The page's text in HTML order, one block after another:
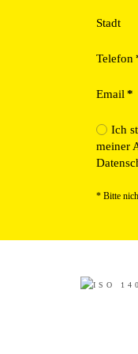
Stadt
Telefon
Email *
Ich
meiner
* Bitte